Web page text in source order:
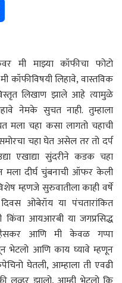
a
r
e
मी माझ्या कॉफीचा फोटो
कॉफीविषयी लिहावे, वास्तविक
लिखाण झाले आहे त्यामुळे
नेमके सुचत नाही. तुम्हाला
मला चहा कसा लागतो चहाची
चहा घेत असेल तर तो दर्प
एखाद्या सुंदरीने कडक चहा
दीर्घ चुंबनाची ऑफर केली
म्हणजे सुरुवातीला काही वर्षे
ओबेरॉय या पंचतारांकित
किंवा आयआरबी या जगप्रसिद्ध
आणि मी केवळ गप्पा
भेटलो आणि काय घ्यावे म्हणून
घेतली, आम्हाला ती एवढी